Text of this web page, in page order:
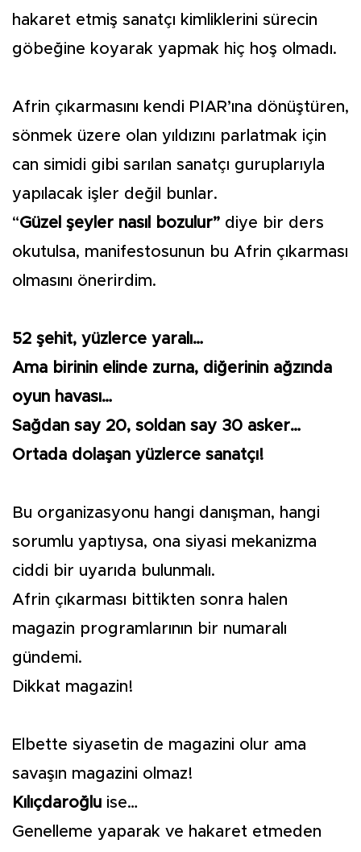
hakaret etmiş sanatçı kimliklerini sürecin
göbeğine koyarak yapmak hiç hoş olmadı.
Afrin çıkarmasını kendi PIAR’ına dönüştüren,
sönmek üzere olan yıldızını parlatmak için
can simidi gibi sarılan sanatçı guruplarıyla
yapılacak işler değil bunlar.
“Güzel şeyler nasıl bozulur” diye bir ders
okutulsa, manifestosunun bu Afrin çıkarması
olmasını önerirdim.
52 şehit, yüzlerce yaralı…
Ama birinin elinde zurna, diğerinin ağzında
oyun havası…
Sağdan say 20, soldan say 30 asker…
Ortada dolaşan yüzlerce sanatçı!
Bu organizasyonu hangi danışman, hangi
sorumlu yaptıysa, ona siyasi mekanizma
ciddi bir uyarıda bulunmalı.
Afrin çıkarması bittikten sonra halen
magazin programlarının bir numaralı
gündemi.
Dikkat magazin!
Elbette siyasetin de magazini olur ama
savaşın magazini olmaz!
Kılıçdaroğlu ise…
Genelleme yaparak ve hakaret etmeden